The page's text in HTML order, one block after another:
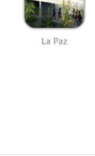
La Paz